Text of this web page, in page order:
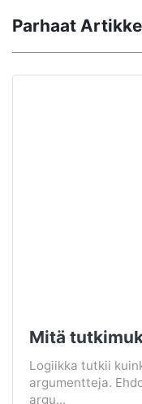
Parhaat
Mitä
Logiikka tutkii
argumentteja.
argu...